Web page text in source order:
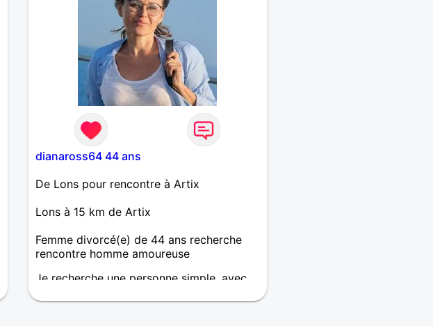
dianaross64 44 ans
De Lons pour rencontre à Artix
Lons à 15 km de Artix
Femme divorcé(e) de 44 ans recherche
rencontre homme amoureuse
Je recherche une personne simple, avec
spontanée et avec plein de projets à faire